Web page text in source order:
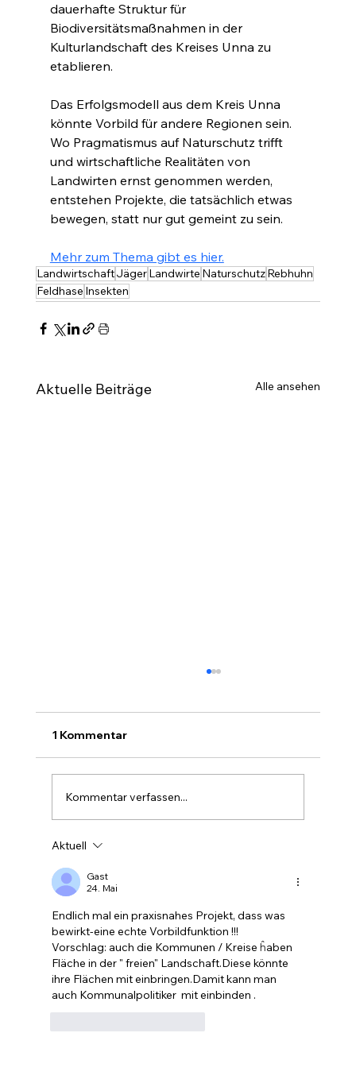
dauerhafte Struktur für
Biodiversitätsmaßnahmen in der
Kulturlandschaft des Kreises Unna zu
etablieren.
Das Erfolgsmodell aus dem Kreis Unna
könnte Vorbild für andere Regionen sein.
Wo Pragmatismus auf Naturschutz trifft
und wirtschaftliche Realitäten von
Landwirten ernst genommen werden,
entstehen Projekte, die tatsächlich etwas
bewegen, statt nur gut gemeint zu sein.
Mehr zum Thema gibt es hier.
LandwirtschaftJägerLandwirte NaturschutzRebhuhn
Feldhase Insekten
Aktuelle Beiträge Alle ansehen
Sprache
1 Kommentar
Kommentar verfassen...
Aktuell
Gast
24. Mai
Endlich mal ein praxisnahes Projekt, dass was
bewirkt-eine echte Vorbildfunktion !!!
Vorschlag: auch die Kommunen / Kreise ĥaben
Fläche in der " freien" Landschaft.Diese könnte
ihre Flächen mit einbringen.Damit kann man
auch Kommunalpolitiker  mit einbinden .